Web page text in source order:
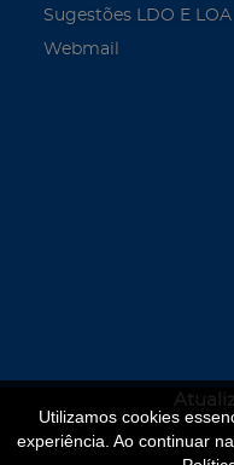
Utilizamos cookies
experiência. Ao continuar
Sugestões LDO E LOA
Webmail